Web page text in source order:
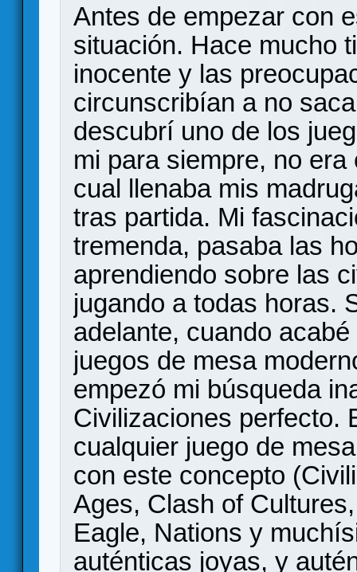
Antes de empezar con
situación. Hace mucho
inocente y las
circunscribían a no
descubrí uno de los
mi para siempre, no era
cual llenaba mis
tras partida. Mi
tremenda, pasaba las
aprendiendo sobre las
jugando a todas horas.
adelante, cuando
juegos de mesa
empezó mi búsqueda
Civilizaciones perfecto.
cualquier juego de
con este concepto
Ages, Clash of
Eagle, Nations y
auténticas joyas, y